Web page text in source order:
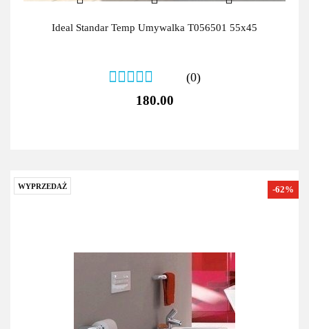
Ideal Standar Temp Umywalka T056501 55x45
(0)
180.00
WYPRZEDAŻ -62%